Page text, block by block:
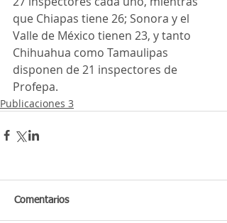
que Chiapas tiene 26; Sonora y el
Valle de México tienen 23, y tanto
Chihuahua como Tamaulipas
disponen de 21 inspectores de
Profepa.
Publicaciones 3
Comentarios